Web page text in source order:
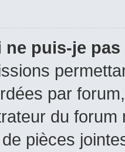
ne puis-je
par
du
de pièces